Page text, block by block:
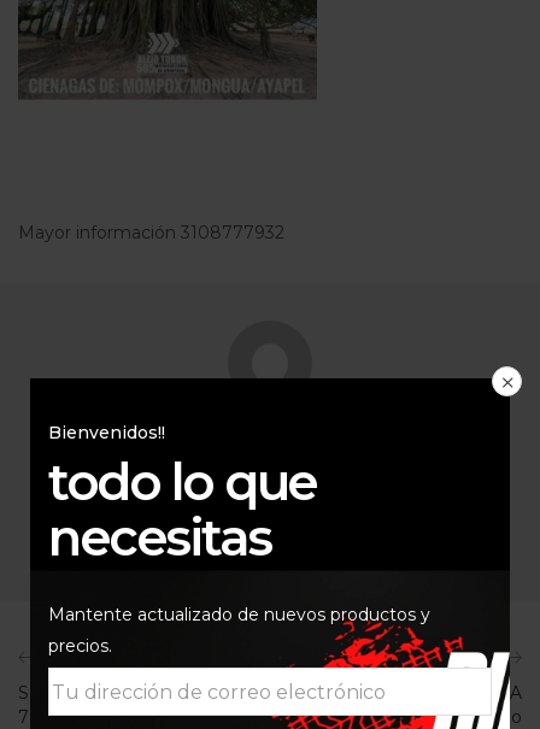
Mayor información 3108777932
Ricardo Gerencia
All Author Posts
Previous
SIERRA NEVADA COCUY
7 al 11 de agosto
Next
PERIMETRAL LA
GUAJIRA Junio 30 a 6 Julio
Bienvenidos!!
todo lo que
necesitas
Mantente actualizado de nuevos productos y
precios.